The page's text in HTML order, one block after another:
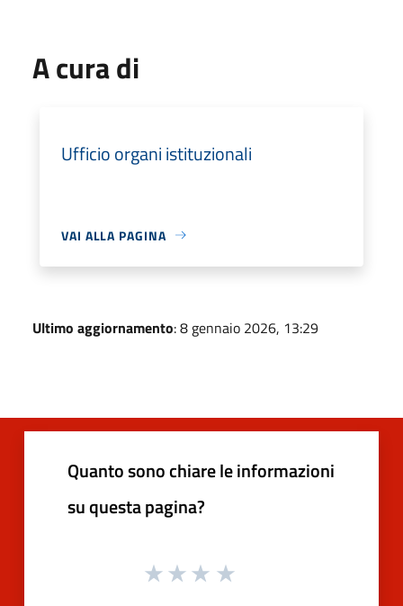
A cura di
Ufficio organi istituzionali
VAI ALLA PAGINA
Ultimo aggiornamento: 8 gennaio 2026, 13:29
Quanto sono chiare le informazioni
su questa pagina?